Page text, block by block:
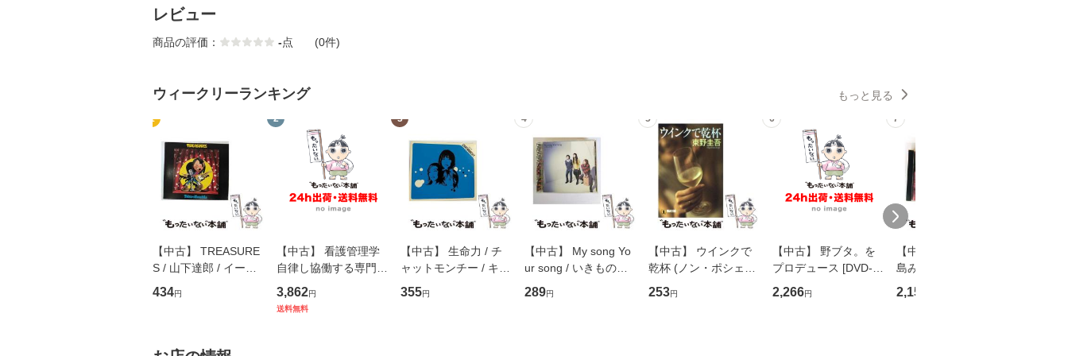
レビュー
商品の評価： -点 (0件)
ウィークリーランキング もっと見る
1
【中古】 TREASURE
S / 山下達郎 / イース
トウエスト・ジャパン
[CD]【メール便送料無
434円
2
【中古】 看護管理学
自律し協働する専門職
の看護マネジメントス
キル 改訂第3版 (看護
3,862円
送料無料
3
【中古】 生命力 / チ
ャットモンチー / キュ
ーンレコード [CD]
【メール便送料無料】
355円
4
【中古】 My song Yo
ur song / いきものが
かり / [CD]【メール便
送料無料】
289円
5
【中古】 ウインクで
乾杯 (ノン・ポシェッ
ト) / 東野圭吾 / 祥伝
社 [文庫]【メール便送
253円
6
【中古】 野ブタ。を
プロデュース [DVD-B
OX] / バップ [DVD]
【メール便送料無料】
2,266円
7
【中古】 寒水魚 / 中
島みゆき / [CD]【メー
ル便送料無料】
2,150